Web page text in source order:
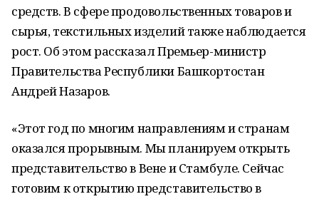
средств. В сфере продовольственных товаров и
сырья, текстильных изделий также наблюдается
рост. Об этом рассказал Премьер-министр
Правительства Республики Башкортостан
Андрей Назаров.
«Этот год по многим направлениям и странам
оказался прорывным. Мы планируем открыть
представительство в Вене и Стамбуле. Сейчас
готовим к открытию представительство в